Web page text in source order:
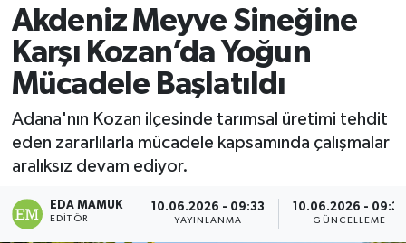
Akdeniz Meyve Sineğine
Karşı Kozan’da Yoğun
Mücadele Başlatıldı
Adana'nın Kozan ilçesinde tarımsal üretimi tehdit
eden zararlılarla mücadele kapsamında çalışmalar
aralıksız devam ediyor.
EDA MAMUK
EDITÖR
10.06.2026 - 09:33
YAYINLANMA
10.06.2026 - 09:37
GÜNCELLEME
Haber Reklam
Magazin
Özel
Resmi İlanlar
Sağlık
Haber Arşivi